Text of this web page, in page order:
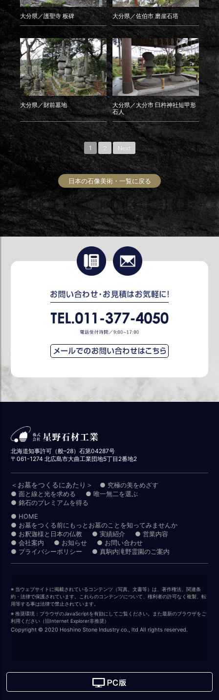
大分県／護聖寺 板碑 大分県／佐伯市 磨崖石塔
大分県／財前墓地
大分県／大分市 臼杵神社短甲形
石人
1 2 Next
日本の石像美術・一覧に戻る
北海道知事許可（般–28）石第04287号
〒061-1274 北広島市大曲工業団地5丁目2番地2
＜お墓をつくるにあたり＞ ● 究極の美をめざす
● 面と線と光を求める
● 唯一無二を選ぶ
● 銘石のプレミアムを得る
● HOME
● お墓をつくる前にもっとお墓のことを知ってみませんか
● お釈迦様と日本の仏教
● 実績紹介
● 営業内容
● 会社案内
● お知らせ
● お問い合わせ
● プライバシーポリシー
● 真駒内滝野霊園のご案内
※ 当ウェブサイトに掲載されているコンテンツ（写真、文書等）は、著作権法、関連条
約・法律で保護されています。これらのコンテンツについて、権利者の許可なく複製、転
用等する事は法律で禁止されています。
※ 推奨環境：ブラウザのJavaScriptを有効にしてご覧ください。また最新のブラウザをご
利用ください（旧Internet Explorer非推奨）
Copyright © 2020 Hoshino Stone Industry co., ltd All rights reserved.